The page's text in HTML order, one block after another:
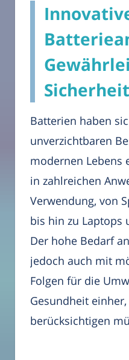
Sicherheit
Batterien haben
unverzichtbaren
modernen Lebens
in zahlreichen
Verwendung, von
bis hin zu Laptops
Der hohe Bedarf
jedoch auch mit
Folgen für die
Gesundheit
berücksichtigen